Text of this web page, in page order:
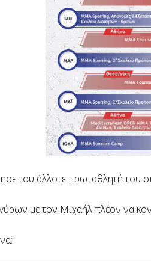
του άλλοτε πρωταθλητή του
με τον Μιχαήλ πλέον να